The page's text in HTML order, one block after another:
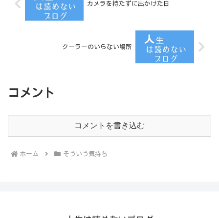
カメラを持たずに出かけた日
クーラーのいらない場所
コメント
コメントを書き込む
ホーム そういう気持ち